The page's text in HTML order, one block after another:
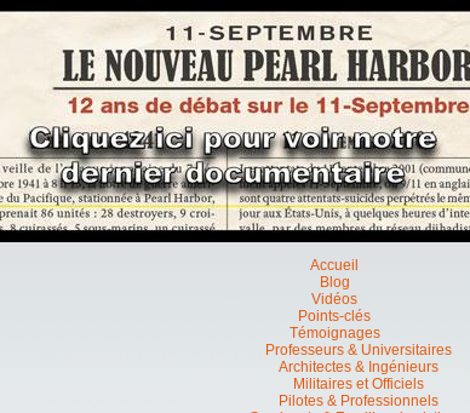
Accueil
Blog
Vidéos
Points-clés
Témoignages
Professeurs & Universitaires
Architectes & Ingénieurs
Militaires et Officiels
Pilotes & Professionnels